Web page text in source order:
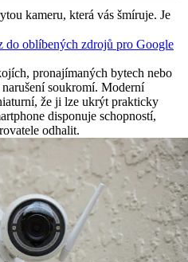
kameru, která vás šmíruje. Je
do oblíbených zdrojů pro Google
pronajímaných bytech nebo
soukromí. Moderní
že ji lze ukrýt prakticky
disponuje schopností,
odhalit.